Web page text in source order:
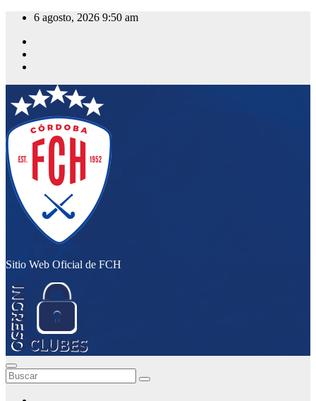
Saltar
contenido
6 agosto, 2026 9:50 am
Sitio Web Oficial de FCH